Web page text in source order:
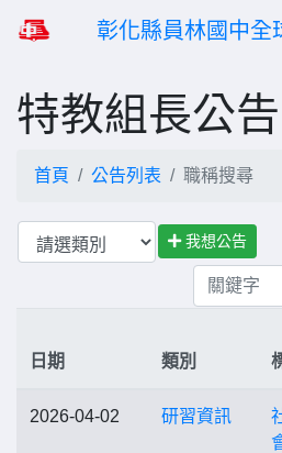
彰化縣員林國中全
特教組長公告
首頁 公告列表 職稱搜尋
我想公告
日期 類別
2026-04-02 研習資訊